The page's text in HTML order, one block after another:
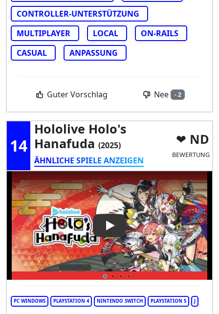
CONTROLLER-UNTERSTÜTZUNG
MULTIPLAYER
LOCAL
ON-RAILS
CASUAL
ANPASSUNG
Guter Vorschlag Nee - 2
14
Hololive Holo's
Hanafuda (2025)
ÄHNLICHE SPIELE ANZEIGEN
ND
BEWERTUNG
Play Video: hololive Holo's
PC WINDOWS PLAYSTATION 4 NINTENDO SWITCH PLAYSTATION 5 J